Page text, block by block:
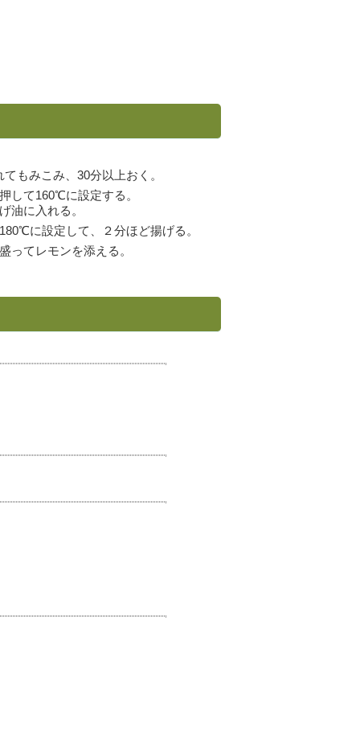
もみこみ、30分以上おく。
して160℃に設定する。
油に入れる。
に設定して、２分ほど揚げる。
ってレモンを添える。